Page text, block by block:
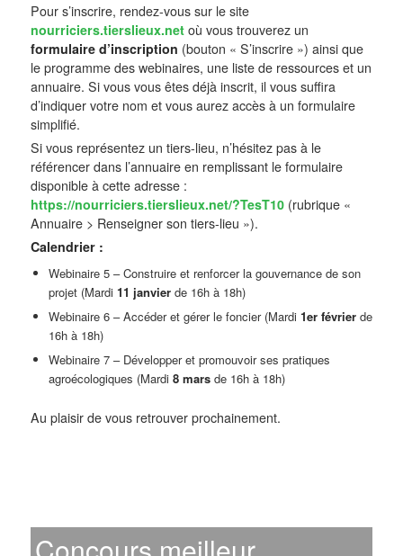
Pour s’inscrire, rendez-vous sur le site
nourriciers.tierslieux.netoù vous trouverez un
formulaire d’inscription (bouton « S’inscrire ») ainsi que
le programme des webinaires, une liste de ressources et un
annuaire. Si vous vous êtes déjà inscrit, il vous suffira
d’indiquer votre nom et vous aurez accès à un formulaire
simplifié.
Si vous représentez un tiers-lieu, n’hésitez pas à le
référencer dans l’annuaire en remplissant le formulaire
disponible à cette adresse :
https://nourriciers.tierslieux.net/?TesT10(rubrique «
Annuaire > Renseigner son tiers-lieu »).
Calendrier :
Webinaire 5 – Construire et renforcer la gouvernance de son
projet (Mardi 11 janvier de 16h à 18h)
Webinaire 6 – Accéder et gérer le foncier (Mardi 1er févrierde
16h à 18h)
Webinaire 7 – Développer et promouvoir ses pratiques
agroécologiques (Mardi 8 marsde 16h à 18h)
Au plaisir de vous retrouver prochainement.